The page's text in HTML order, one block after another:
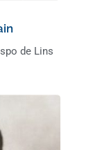
de Lins